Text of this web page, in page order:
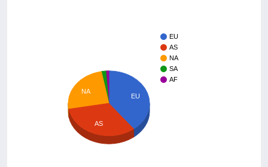
EU
AS
NA
SA
AF
EU
NA
AS